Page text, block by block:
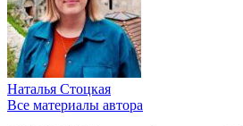
Наталья Стоцкая
Все материалы автора